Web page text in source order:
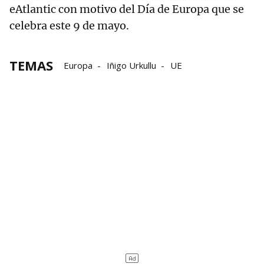
eAtlantic con motivo del Día de Europa que se
celebra este 9 de mayo.
TEMAS Europa Iñigo Urkullu UE